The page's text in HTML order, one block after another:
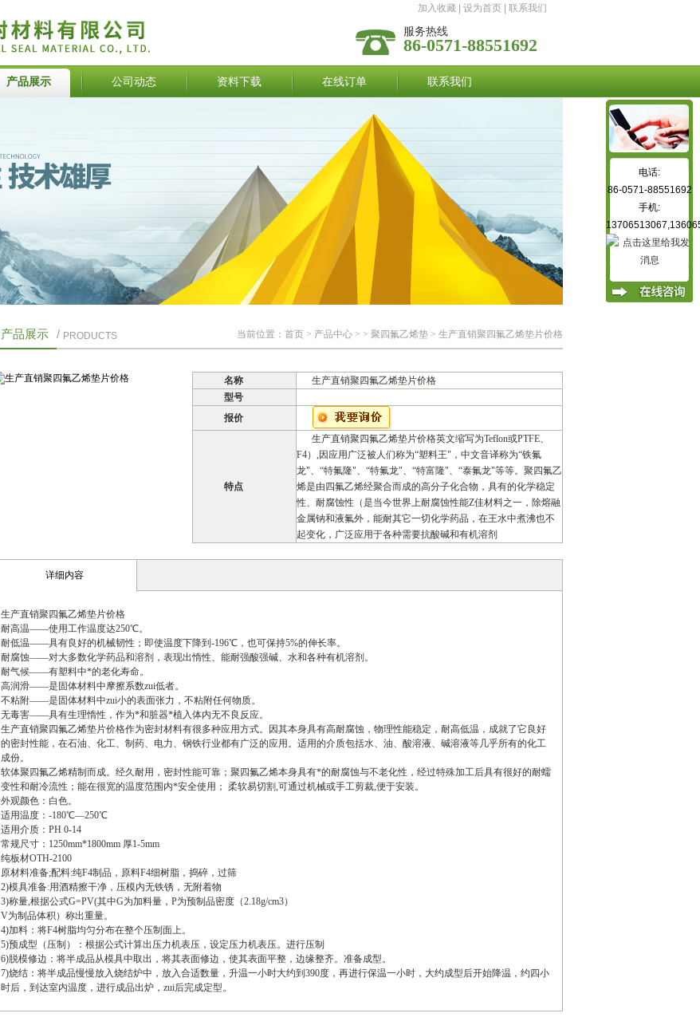
加入收藏 设为首页 联系我们
服务热线
86-0571-88551692
产品展示 公司动态 资料下载 在线订单 联系我们
产品展示 / PRODUCTS 当前位置： 首页 > 产品中心 > > 聚四氟乙烯垫 > 生产直销聚四氟乙烯垫片价格
名称
生产直销聚四氟乙烯垫片价格
型号
报价
特点
生产直销聚四氟乙烯垫片价格英文缩写为Teflon或PTFE、
F4）,因应用广泛被人们称为“塑料王"，中文音译称为“铁氟
龙"、“特氟隆"、“特氟龙"、“特富隆"、“泰氟龙"等等。聚四氟乙
烯是由四氟乙烯经聚合而成的高分子化合物，具有的化学稳定
性、耐腐蚀性（是当今世界上耐腐蚀性能Z佳材料之一，除熔融
金属钠和液氟外，能耐其它一切化学药品，在王水中煮沸也不
起变化，广泛应用于各种需要抗酸碱和有机溶剂
详细内容
生产直销聚四氟乙烯垫片价格
耐高温——使用工作温度达250℃。
耐低温——具有良好的机械韧性；即使温度下降到-196℃，也可保持5%的伸长率。
耐腐蚀——对大多数化学药品和溶剂，表现出惰性、能耐强酸强碱、水和各种有机溶剂。
耐气候——有塑料中*的老化寿命。
高润滑——是固体材料中摩擦系数zui低者。
不粘附——是固体材料中zui小的表面张力，不粘附任何物质。
无毒害——具有生理惰性，作为*和脏器*植入体内无不良反应。
生产直销聚四氟乙烯垫片价格作为密封材料有很多种应用方式。因其本身具有高耐腐蚀，物理性能稳定，耐高低温，成就了它良好
的密封性能，在石油、化工、制药、电力、钢铁行业都有广泛的应用。适用的介质包括水、油、酸溶液、碱溶液等几乎所有的化工
成份。
软体聚四氟乙烯精制而成。经久耐用，密封性能可靠；聚四氟乙烯本身具有*的耐腐蚀与不老化性，经过特殊加工后具有很好的耐蠕
变性和耐冷流性；能在很宽的温度范围内*安全使用； 柔软易切割,可通过机械或手工剪裁,便于安装。
外观颜色：白色。
适用温度：-180℃—250℃
适用介质：PH 0-14
常规尺寸：1250mm*1800mm 厚1-5mm
纯板材OTH-2100
原材料准备;配料:纯F4制品，原料F4细树脂，捣碎，过筛
2)模具准备:用酒精擦干净，压模内无铁锈，无附着物
3)称量,根据公式G=PV(其中G为加料量，P为预制品密度（2.18g/cm3）
V为制品体积）称出重量。
4)加料：将F4树脂均匀分布在整个压制面上。
5)预成型（压制）：根据公式计算出压力机表压，设定压力机表压。进行压制
6)脱模修边：将半成品从模具中取出，将其表面修边，使其表面平整，边缘整齐。准备成型。
7)烧结：将半成品慢慢放入烧结炉中，放入合适数量，升温一小时大约到390度，再进行保温一小时，大约成型后开始降温，约四小
时后，到达室内温度，进行成品出炉，zui后完成定型。
电话:
86-0571-88551692
手机: